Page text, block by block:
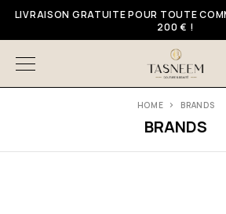
LIVRAISON GRATUITE POUR TOUTE
200 € !
BRANDS
HOME BRANDS